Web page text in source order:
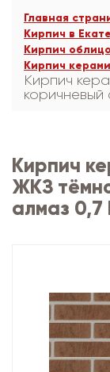
Главная
Кирпич в
Кирпич
Кирпич
Кирпич
Кирпич
ЖКЗ
алмаз